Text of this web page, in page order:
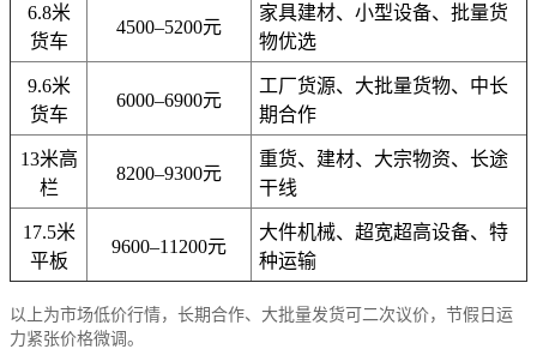
6.8米
货车
4500–5200元
家具建材、小型设备、批量货
物优选
9.6米
货车
6000–6900元
工厂货源、大批量货物、中长
期合作
13米高
栏
8200–9300元
重货、建材、大宗物资、长途
干线
17.5米
平板
9600–11200元
大件机械、超宽超高设备、特
种运输
以上为市场低价行情，长期合作、大批量发货可二次议价，节假日运
力紧张价格微调。